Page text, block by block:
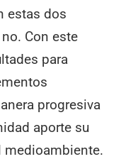
estas dos
Con este
para
progresiva
aporte su
medioambiente.